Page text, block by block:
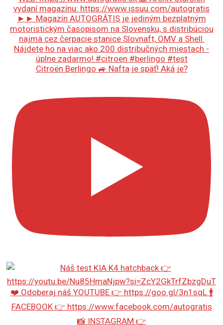
Citroën Berlingo 🚙 Nafta je späť! Aká je?